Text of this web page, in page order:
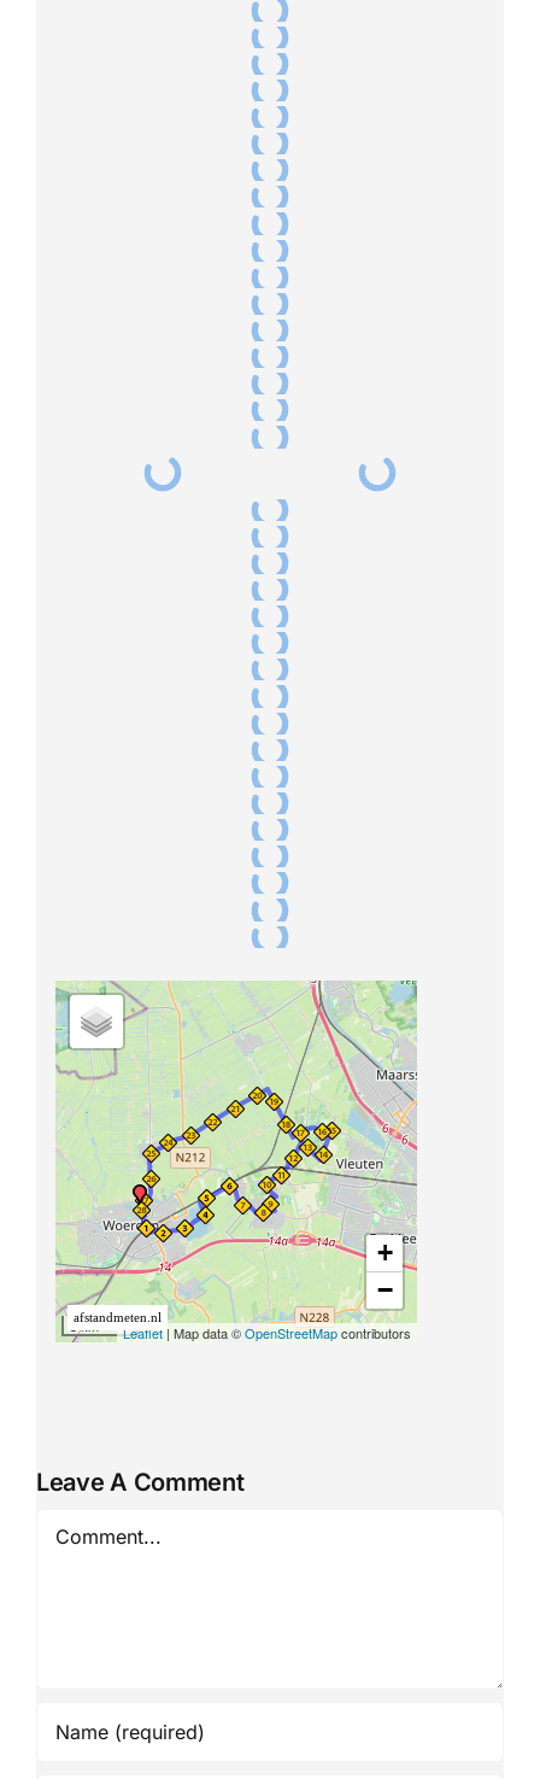
Leave A Comment